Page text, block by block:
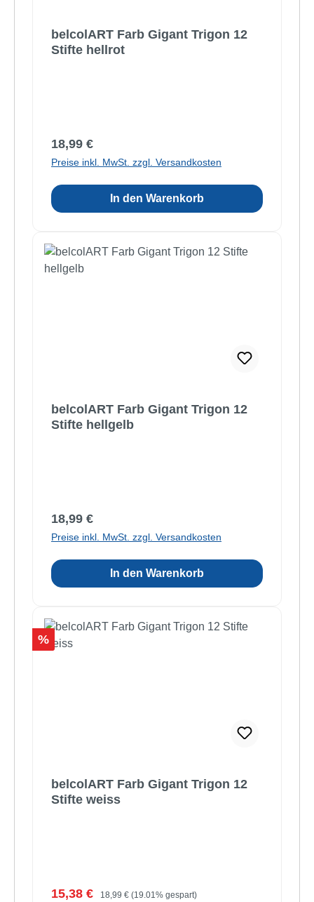
belcolART Farb Gigant Trigon 12
Stifte hellrot
Regulärer Preis:
18,99 €
Preise inkl. MwSt. zzgl. Versandkosten
In den Warenkorb
belcolART Farb Gigant Trigon 12
Stifte hellgelb
Regulärer Preis:
18,99 €
Preise inkl. MwSt. zzgl. Versandkosten
In den Warenkorb
Rabatt
%
belcolART Farb Gigant Trigon 12
Stifte weiss
Verkaufspreis:
15,38 € Regulärer Preis:
18,99 € (19.01% gespart)